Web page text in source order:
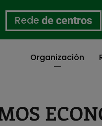
Rede de centros
Organización